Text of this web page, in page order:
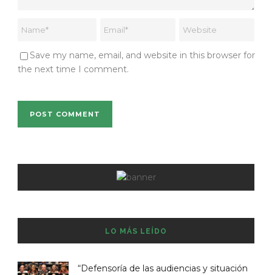
Save my name, email, and website in this browser for
the next time I comment.
LO MÁS LEÍDO
“Defensoría de las audiencias y situación